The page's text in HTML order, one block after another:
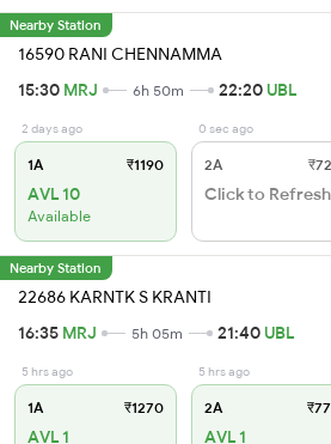
Nearby Station
16590 RANI CHENNAMMA
15:30 MRJ 6h 50m 22:20 UBL
2 days ago
1A ₹1190
AVL 10
Available
0 sec ago
2A
Click to Refresh
Nearby Station
22686 KARNTK S KRANTI
16:35 MRJ 5h 05m 21:40 UBL
5 hrs ago
1A ₹1270
AVL 1
5 hrs ago
2A
AVL 1